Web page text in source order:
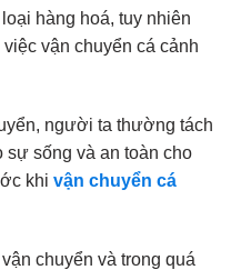
hàng hoá, tuy nhiên
vận chuyển cá cảnh
người ta thường tách
sự sống và an toàn cho
khi vận chuyển cá
chuyển và trong quá